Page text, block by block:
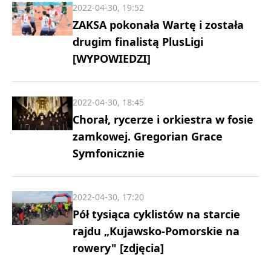
ZAKSA pokonała Wartę i została
drugim finalistą PlusLigi
[WYPOWIEDZI]
2022-04-30, 19:52
Chorał, rycerze i orkiestra w fosie
zamkowej. Gregorian Grace
Symfonicznie
2022-04-30, 18:45
Pół tysiąca cyklistów na starcie
rajdu „Kujawsko-Pomorskie na
rowery" [zdjęcia]
2022-04-30, 17:20